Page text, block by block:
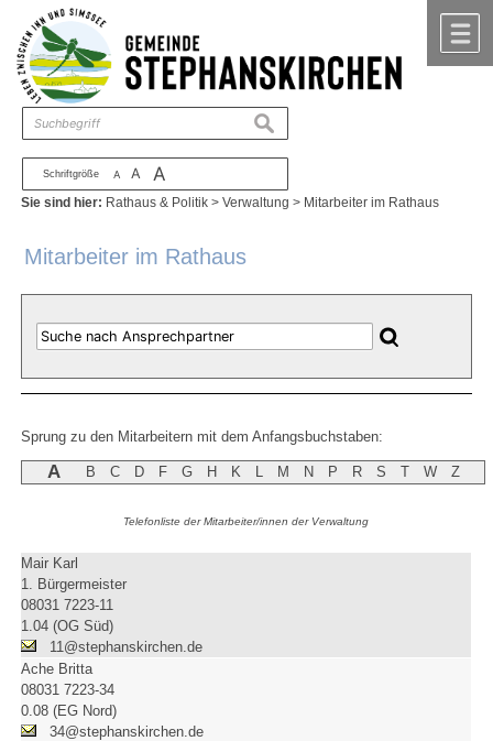
Zum Inhalt ,zur Navigation
Schriftgröße A A A
suchen
Sie sind hier: Rathaus & Politik >Verwaltung > Mitarbeiter im Rathaus
Mitarbeiter im Rathaus
Sprung zu den Mitarbeitern mit dem Anfangsbuchstaben:
A B C D F G H K L M N P R S T W Z
Telefonliste der Mitarbeiter/innen der Verwaltung
Mair Karl
1. Bürgermeister
08031 7223-11
1.04 (OG Süd)
11@stephanskirchen.de
Ache Britta
08031 7223-34
0.08 (EG Nord)
34@stephanskirchen.de